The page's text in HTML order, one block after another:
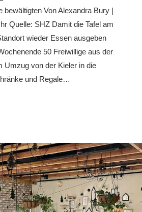
bewältigten Von Alexandra Bury |
Quelle: SHZ Damit die Tafel am
wieder Essen ausgeben
50 Freiwillige aus der
Umzug von der Kieler in die
und Regale…